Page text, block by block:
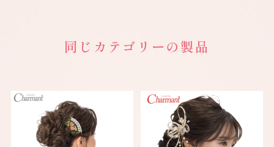
同じカテゴリーの製品